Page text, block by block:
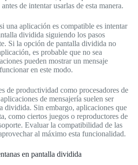
de intentar usarlas de esta manera.
una aplicación es compatible es intentar
dividida siguiendo los pasos
Si la opción de pantalla dividida no
es probable que no sea
pueden mostrar un mensaje
en este modo.
de productividad como procesadores de
de mensajería suelen ser
dividida. Sin embargo, aplicaciones que
como ciertos juegos o reproductores de
Evaluar la compatibilidad de las
al máximo esta funcionalidad.
en pantalla dividida